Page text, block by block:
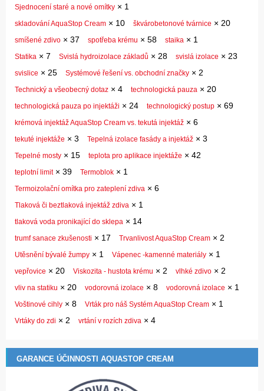
Sjednocení staré a nové omítky × 1
skladování AquaStop Cream × 10 škvárobetonové tvárnice × 20
smíšené zdivo × 37 spotřeba krému × 58 staika × 1
Statika × 7 Svislá hydroizolace základů × 28 svislá izolace × 23
svislice × 25 Systémové řešení vs. obchodní značky × 2
Technický a všeobecný dotaz × 4 technologická pauza × 20
technologická pauza po injektáži × 24 technologický postup × 69
krémová injektáž AquaStop Cream vs. tekutá injektáž × 6
tekuté injektáže × 3 Tepelná izolace fasády a injektáž × 3
Tepelné mosty × 15 teplota pro aplikace injektáže × 42
teplotní limit× 39 Termoblok × 1
Termoizolační omítka pro zateplení zdiva × 6
Tlaková či beztlaková injektáž zdiva × 1
tlaková voda pronikající do sklepa × 14
trumf sanace zkušenosti × 17 Trvanlivost AquaStop Cream × 2
Utěsnění bývalé žumpy × 1 Vápenec -kamenné materiály × 1
vepřovice × 20 Viskozita - hustota krému × 2 vlhké zdivo × 2
vliv na statiku × 20 vodorovná izolace × 8 vodorovná izolace × 1
Voštinové cihly × 8 Vrták pro náš Systém AquaStop Cream × 1
Vrtáky do zdi × 2 vrtání v rozích zdiva × 4
GARANCE ÚČINNOSTI AQUASTOP CREAM